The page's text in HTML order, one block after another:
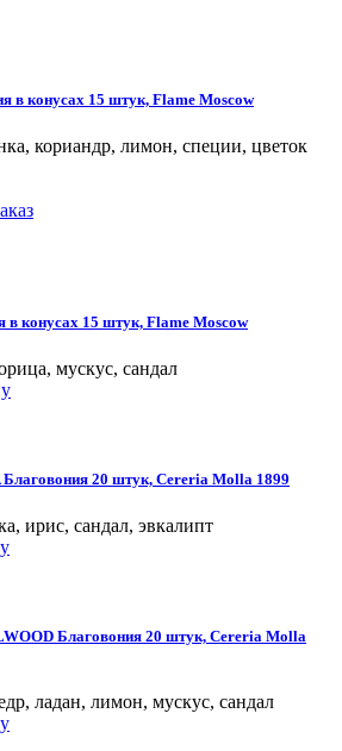
в конусах 15 штук, Flame Moscow
кориандр, лимон, специи, цветок
в конусах 15 штук, Flame Moscow
мускус, сандал
20 штук, Cereria Molla 1899
ирис, сандал, эвкалипт
Благовония 20 штук, Cereria Molla
ладан, лимон, мускус, сандал